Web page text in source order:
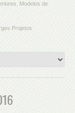
Modelos de
Projetos